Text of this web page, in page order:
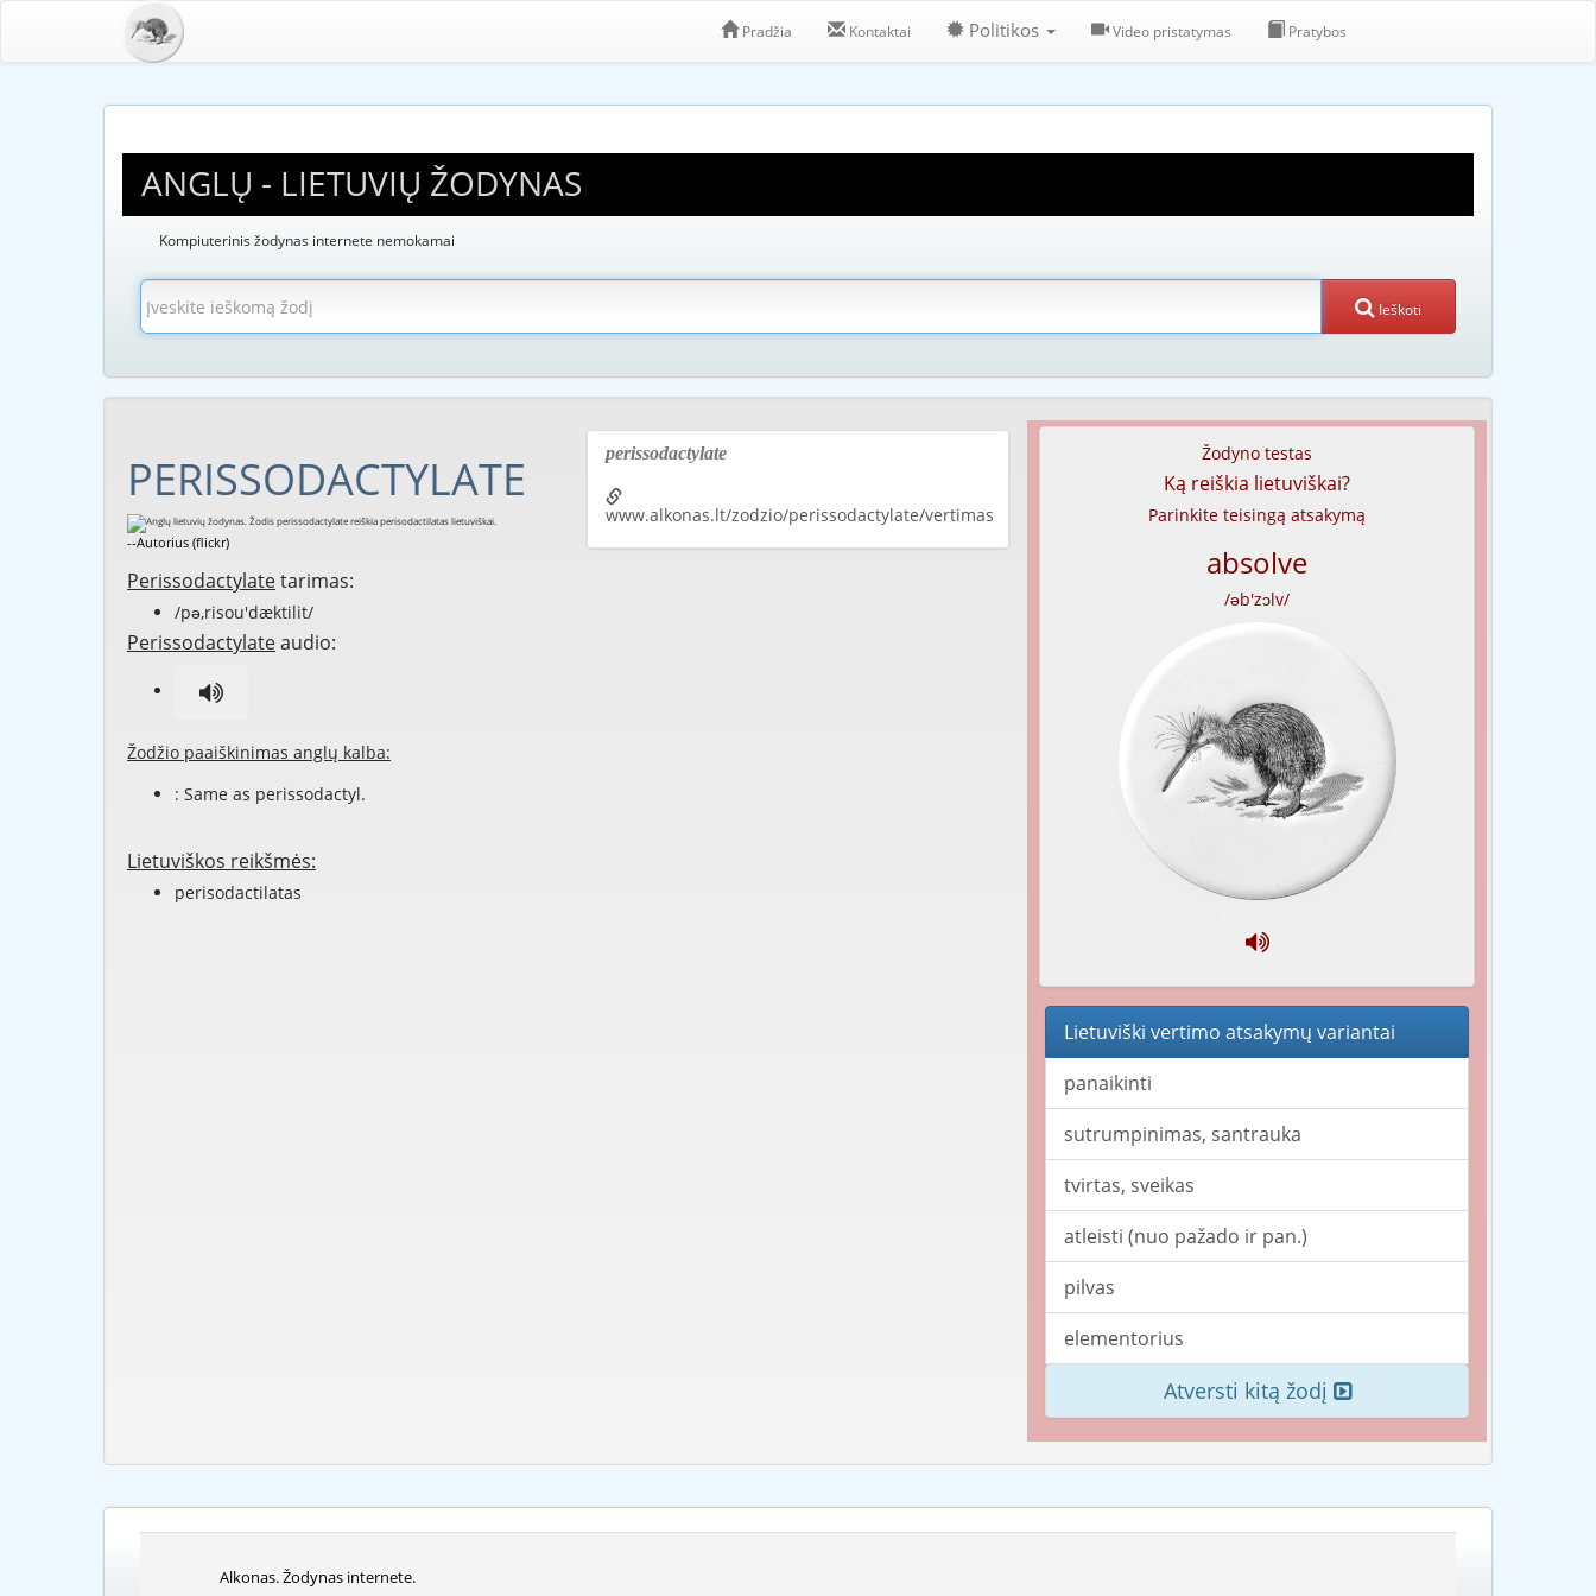
Pradžia Kontaktai Politikos Video pristatymas Pratybos
ANGLŲ - LIETUVIŲ ŽODYNAS
Kompiuterinis žodynas internete nemokamai
Ieškoti
PERISSODACTYLATE
--Autorius (flickr)
Perissodactylatetarimas:
/pə,risou'dæktilit/
Perissodactylateaudio:
Žodžio paaiškinimas anglų kalba:
: Same as perissodactyl.
Lietuviškos reikšmės:
perisodactilatas
perissodactylate
www.alkonas.lt/zodzio/perissodactylate/vertimas
Žodyno testas
Ką reiškia lietuviškai?
Parinkite teisingą atsakymą
absolve
/əb'zɔlv/
Lietuviški vertimo atsakymų variantai
panaikinti
sutrumpinimas, santrauka
tvirtas, sveikas
atleisti (nuo pažado ir pan.)
pilvas
elementorius
Atversti kitą žodį
Alkonas. Žodynas internete.